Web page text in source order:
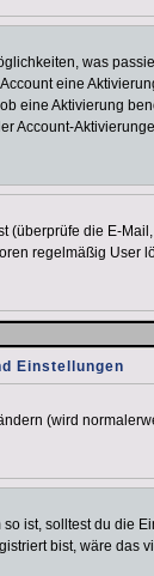
was
eine
eine Aktivierung
die E-
regelmäßig
Einstellungen
(wird
ist, solltest du die
bist, wäre das